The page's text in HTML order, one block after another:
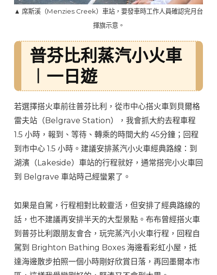
▲ 席斯溪（Menzies Creek）車站，要發車時工作人員確認完月台
揮旗示意。
普芬比利蒸汽小火車
︱一日遊
若選擇搭火車前往普芬比利，從市中心搭火車到貝爾格
雷夫站（Belgrave Station），我會抓大約去程車程
1.5 小時，報到、等待、轉乘的時間大約 45分鐘；回程
到市中心 1.5 小時。建議安排蒸汽小火車經典路線：到
湖濱（Lakeside）車站的行程就好，通常搭完小火車回
到 Belgrave 車站時己經蠻累了。
如果是自駕，行程相對比較靈活，但安排了經典路線的
話，也不建議再安排半天的大型景點。布布曾經搭火車
到普芬比利跟朋友會合，玩完蒸汽小火車行程，回程自
駕到 Brighton Bathing Boxes 海邊看彩虹小屋，抵
達海邊散步拍照一個小時剛好欣賞日落，再回墨爾本市